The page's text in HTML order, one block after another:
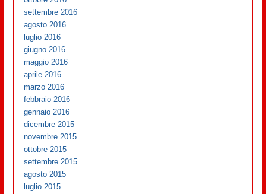
settembre 2016
agosto 2016
luglio 2016
giugno 2016
maggio 2016
aprile 2016
marzo 2016
febbraio 2016
gennaio 2016
dicembre 2015
novembre 2015
ottobre 2015
settembre 2015
agosto 2015
luglio 2015